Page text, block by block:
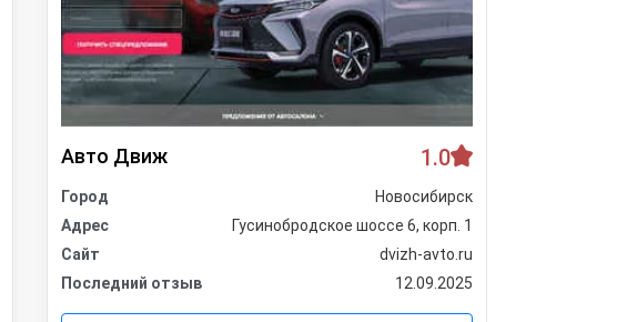
Авто Движ 1.0
Город
Новосибирск
Адрес
Гусинобродское шоссе 6, корп. 1
Сайт
dvizh-avto.ru
Последний отзыв
12.09.2025